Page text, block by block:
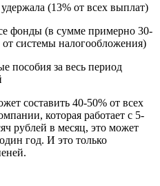
(13% от всех выплат)
(в сумме примерно 30-
системы налогообложения)
за весь период
составить 40-50% от всех
которая работает с 5-
рублей в месяц, это может
год. И это только